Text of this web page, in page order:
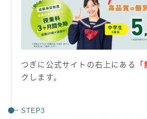
つぎに公式サイトの右上にある
クします。